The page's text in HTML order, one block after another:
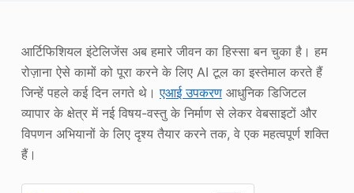
छवि पुनः कॉपीराइट
आर्टिफिशियल इंटेलिजेंस अब हमारे जीवन का हिस्सा बन चुका है। हम
रोज़ाना ऐसे कामों को पूरा करने के लिए AI टूल का इस्तेमाल करते हैं
जिन्हें पहले कई दिन लगते थे।एआई उपकरणआधुनिक डिजिटल
व्यापार के क्षेत्र में नई विषय-वस्तु के निर्माण से लेकर वेबसाइटों और
विपणन अभियानों के लिए दृश्य तैयार करने तक, वे एक महत्वपूर्ण शक्ति
हैं।